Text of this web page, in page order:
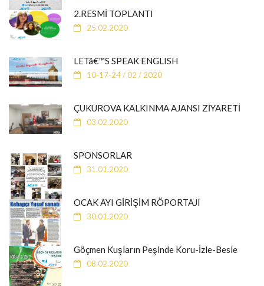
2.RESMİ TOPLANTI
25.02.2020
LETâ€™S SPEAK ENGLISH
10-17-24 / 02 / 2020
ÇUKUROVA KALKINMA AJANSI ZİYARETİ
03.02.2020
SPONSORLAR
31.01.2020
OCAK AYI GİRİŞİM RÖPORTAJI
30.01.2020
Göçmen Kuşların Peşinde Koru-İzle-Besle
08.02.2020